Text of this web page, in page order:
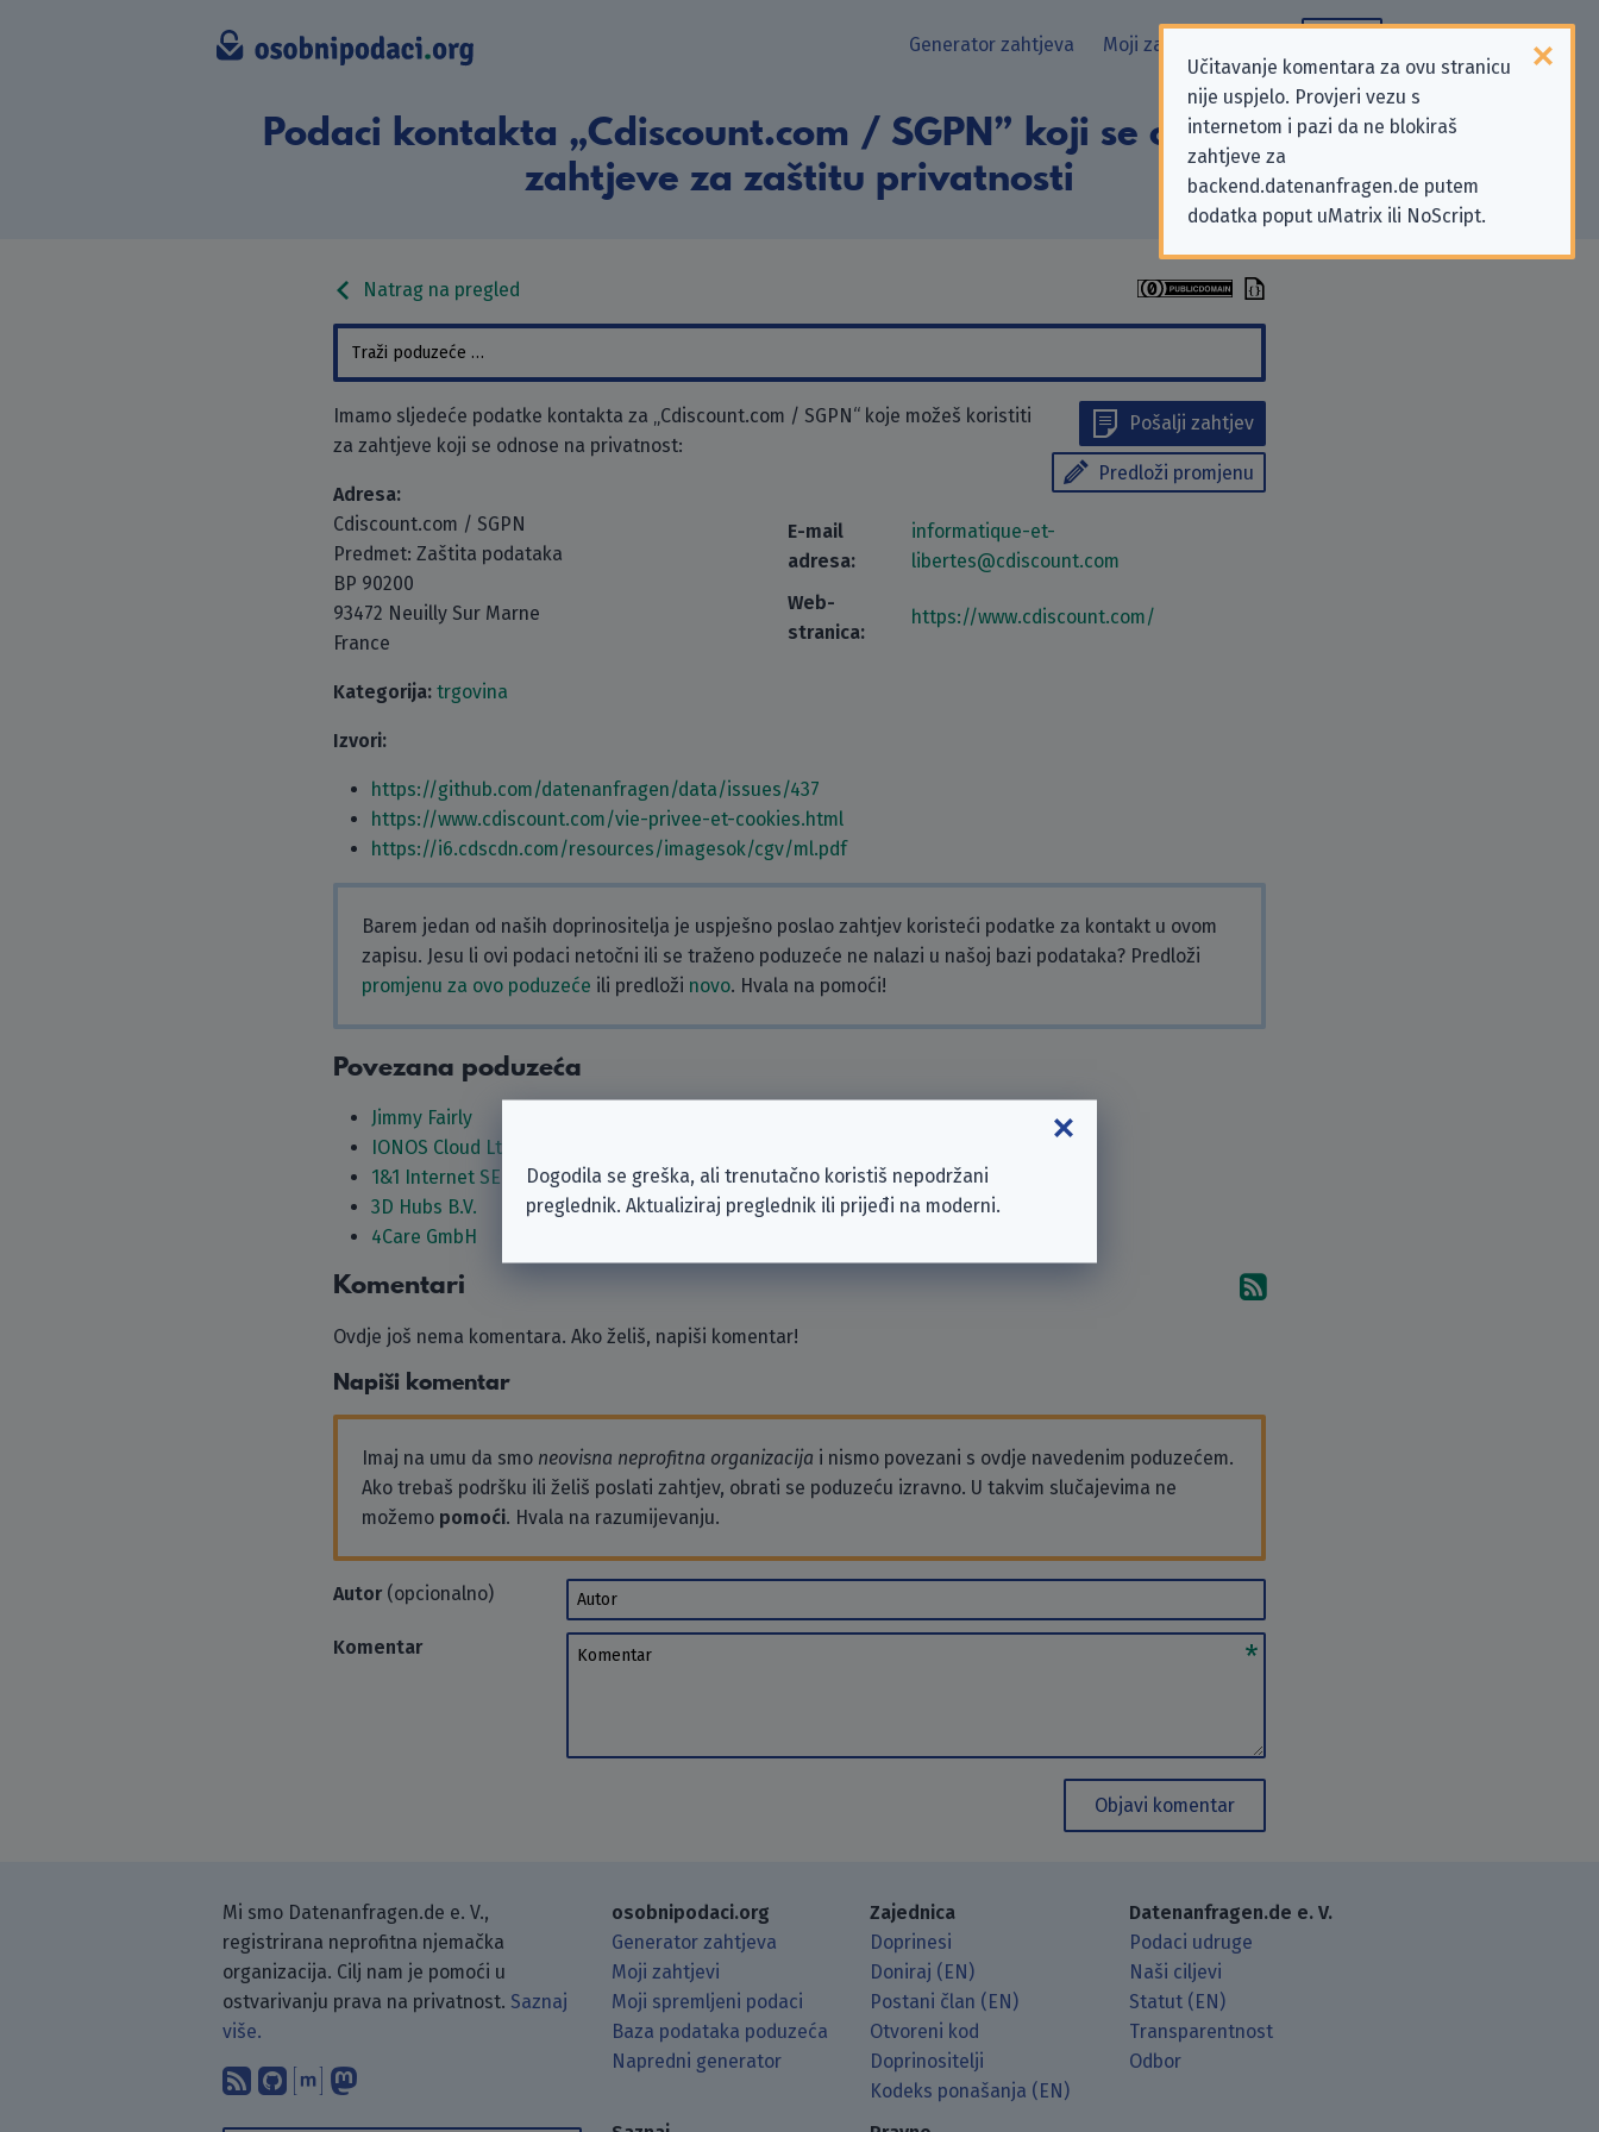
Učitavanje komentara za ovu stranicu
nije uspjelo. Provjeri vezu s
internetom i pazi da ne blokiraš
zahtjeve za
backend.datenanfragen.de putem
dodatka poput uMatrix ili NoScript.
Generator zahtjeva Moji zahtjevi
Podaci kontakta „Cdiscount.com / SGPN” koji se odnose na
zahtjeve za zaštitu privatnosti
Natrag na pregled
Pošalji zahtjev
Predloži promjenu
Imamo sljedeće podatke kontakta za „Cdiscount.com / SGPN“ koje možeš koristiti
za zahtjeve koji se odnose na privatnost:
Adresa:
Cdiscount.com / SGPN
Predmet: Zaštita podataka
BP 90200
93472 Neuilly Sur Marne
France
E-mail
adresa:
informatique-et-
libertes@cdiscount.com
Web-
stranica:
https://www.cdiscount.com/
Kategorija: trgovina
Izvori:
https://github.com/datenanfragen/data/issues/437
https://www.cdiscount.com/vie-privee-et-cookies.html
https://i6.cdscdn.com/resources/imagesok/cgv/ml.pdf
Barem jedan od naših doprinositelja je uspješno poslao zahtjev koristeći podatke za kontakt u ovom
zapisu. Jesu li ovi podaci netočni ili se traženo poduzeće ne nalazi u našoj bazi podataka? Predloži
promjenu za ovo poduzeće ili predloži novo. Hvala na pomoći!
Povezana poduzeća
Jimmy Fairly
IONOS Cloud Ltd.
1&1 Internet SE
3D Hubs B.V.
4Care GmbH
Komentari Pretplati se na komentare
Ovdje još nema komentara. Ako želiš, napiši komentar!
Napiši komentar
Imaj na umu da smo neovisna neprofitna organizacija i nismo povezani s ovdje navedenim poduzećem.
Ako trebaš podršku ili želiš poslati zahtjev, obrati se poduzeću izravno. U takvim slučajevima ne
možemo pomoći. Hvala na razumijevanju.
Autor(opcionalno) Autor
Komentar Komentar
Objavi komentar
Mi smo Datenanfragen.de e. V.,
registrirana neprofitna njemačka
organizacija. Cilj nam je pomoći u
ostvarivanju prava na privatnost. Saznaj
više.
Pretplati se na naš blog koristeći RSS čitač.
Pronađi nas na GitHubu.
Raspravljaj s nama putem Matrixa.
Prati nas na Mastodonu.
osobnipodaci.org
Generator zahtjeva
Moji zahtjevi
Moji spremljeni podaci
Baza podataka poduzeća
Napredni generator
Zajednica
Doprinesi
Doniraj (EN)
Postani član (EN)
Otvoreni kod
Doprinositelji
Kodeks ponašanja (EN)
Datenanfragen.de e. V.
Podaci udruge
Naši ciljevi
Statut (EN)
Transparentnost
Odbor
Dogodila se greška, ali trenutačno koristiš nepodržani
preglednik. Aktualiziraj preglednik ili prijeđi na moderni.